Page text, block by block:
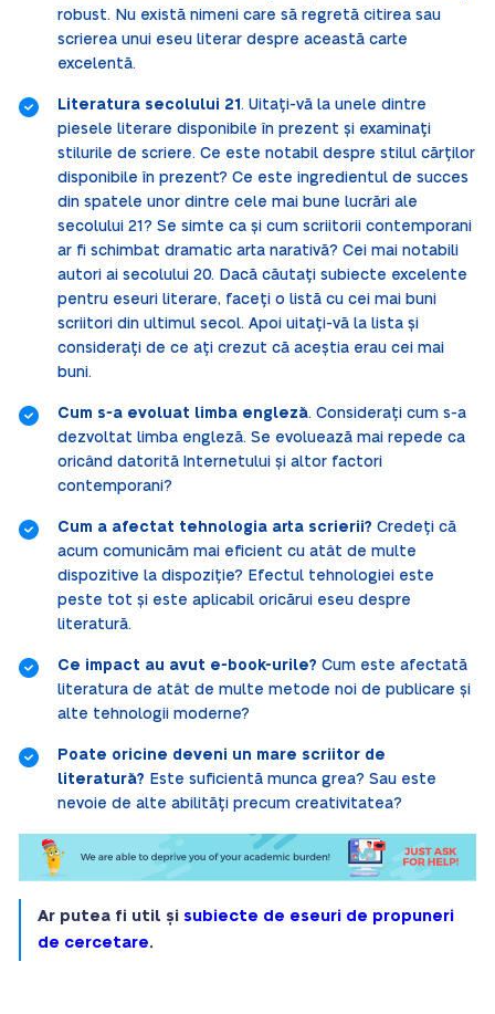
robust. Nu există nimeni care să regretă citirea sau
scrierea unui eseu literar despre această carte
excelentă.
Literatura secolului 21 . Uitați-vă la unele dintre
piesele literare disponibile în prezent și examinați
stilurile de scriere. Ce este notabil despre stilul cărților
disponibile în prezent? Ce este ingredientul de succes
din spatele unor dintre cele mai bune lucrări ale
secolului 21? Se simte ca și cum scriitorii contemporani
ar fi schimbat dramatic arta narativă? Cei mai notabili
autori ai secolului 20. Dacă căutați subiecte excelente
pentru eseuri literare, faceți o listă cu cei mai buni
scriitori din ultimul secol. Apoi uitați-vă la lista și
considerați de ce ați crezut că aceștia erau cei mai
buni.
Cum s-a evoluat limba engleză. Considerați cum s-a
dezvoltat limba engleză. Se evoluează mai repede ca
oricând datorită Internetului și altor factori
contemporani?
Cum a afectat tehnologia arta scrierii? Credeți că
acum comunicăm mai eficient cu atât de multe
dispozitive la dispoziție? Efectul tehnologiei este
peste tot și este aplicabil oricărui eseu despre
literatură.
Ce impact au avut e-book-urile? Cum este afectată
literatura de atât de multe metode noi de publicare și
alte tehnologii moderne?
Poate oricine deveni un mare scriitor de
literatură? Este suficientă munca grea? Sau este
nevoie de alte abilități precum creativitatea?
Ar putea fi util și subiecte de eseuri de propuneri
de cercetare.